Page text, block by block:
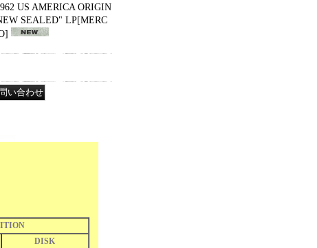
US AMERICA ORIGIN
SEALED" LP[MERC
]
DISK